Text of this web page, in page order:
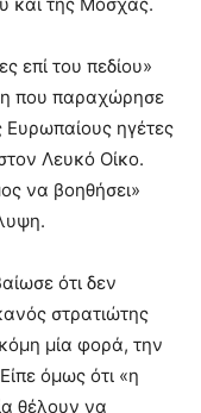
επί του πεδίου»
που παραχώρησε
ηγέτες
Λευκό Οίκο.
να βοηθήσει»
ότι δεν
στρατιώτης
μία φορά, την
όμως ότι «η
θέλουν να